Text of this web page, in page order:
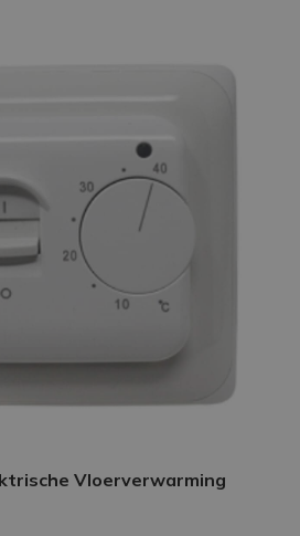
Vloerverwarming